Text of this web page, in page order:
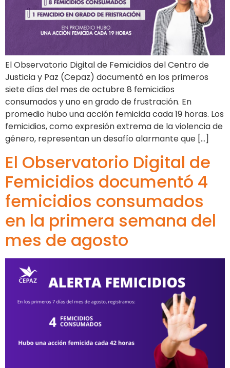
El Observatorio Digital de Femicidios del Centro de
Justicia y Paz (Cepaz) documentó en los primeros
siete días del mes de octubre 8 femicidios
consumados y uno en grado de frustración. En
promedio hubo una acción femicida cada 19 horas. Los
femicidios, como expresión extrema de la violencia de
género, representan un desafío alarmante que […]
El Observatorio Digital de
Femicidios documentó 4
femicidios consumados
en la primera semana del
mes de agosto